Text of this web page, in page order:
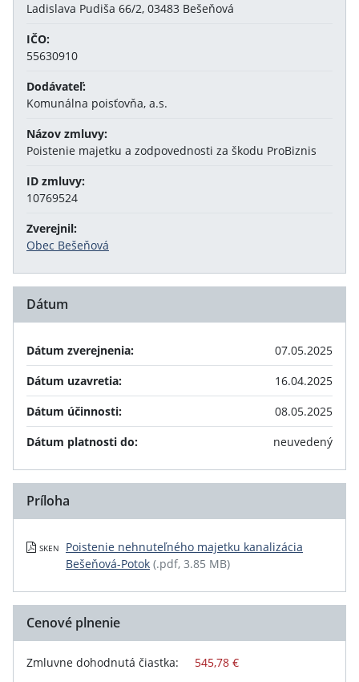
Ladislava Pudiša 66/2, 03483 Bešeňová
IČO:
55630910
Dodávateľ:
Komunálna poisťovňa, a.s.
Názov zmluvy:
Poistenie majetku a zodpovednosti za škodu ProBiznis
ID zmluvy:
10769524
Zverejnil:
Obec Bešeňová
Dátum
Dátum zverejnenia:
07.05.2025
Dátum uzavretia:
16.04.2025
Dátum účinnosti:
08.05.2025
Dátum platnosti do:
neuvedený
Príloha
SKEN
Poistenie nehnuteľného majetku kanalizácia
Bešeňová-Potok (.pdf, 3.85 MB)
Cenové plnenie
Zmluvne dohodnutá čiastka: 545,78 €